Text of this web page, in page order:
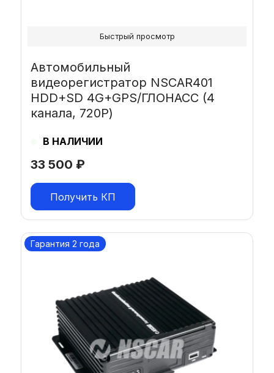
33 500 ₽
Автомобильный
видеорегистратор NSCAR401
HDD+SD 4G+GPS/ГЛОНАСС (4
канала, 720Р)
В НАЛИЧИИ
Получить КП
Быстрый просмотр
Гарантия 2 года